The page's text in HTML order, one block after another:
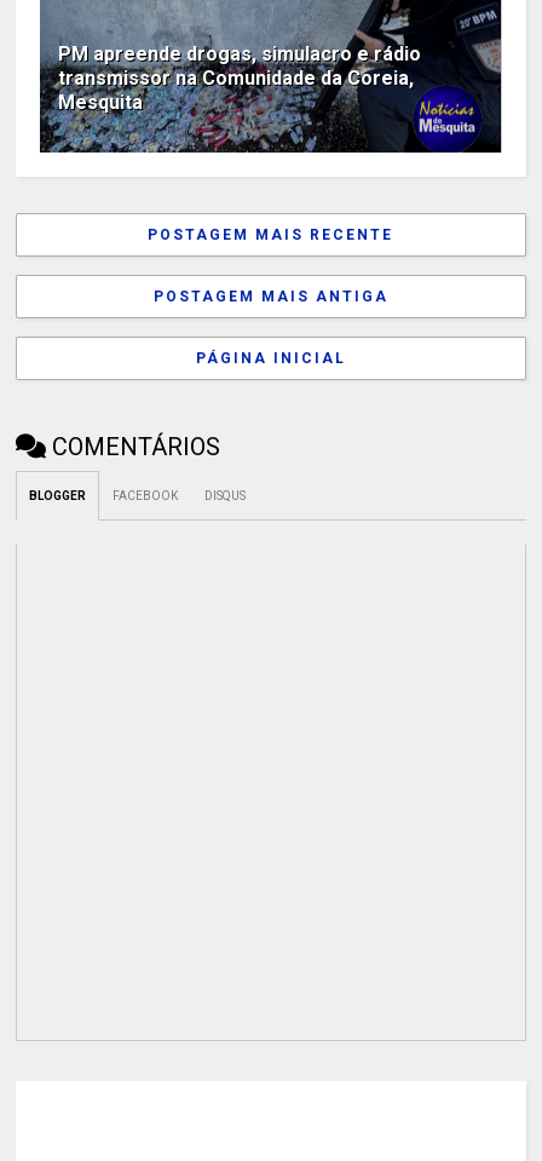
PM apreende drogas, simulacro e rádio
transmissor na Comunidade da Coreia,
Mesquita
POSTAGEM MAIS RECENTE
POSTAGEM MAIS ANTIGA
PÁGINA INICIAL
COMENTÁRIOS
BLOGGER FACEBOOK DISQUS